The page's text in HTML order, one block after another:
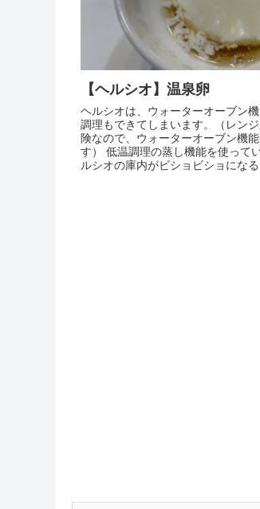
【ヘルシオ】温泉卵
ヘルシオは、ウォーターオーブン
調理もできてしまいます。（レン
険なので、ウォーターオーブン機
す） 低温調理の蒸し機能を使って
ルシオの庫内がビショビショになる